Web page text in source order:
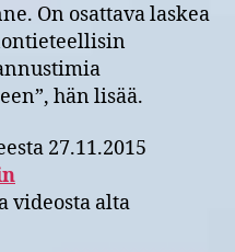
On osattava laskea
hän lisää.
27.11.2015
videosta alta